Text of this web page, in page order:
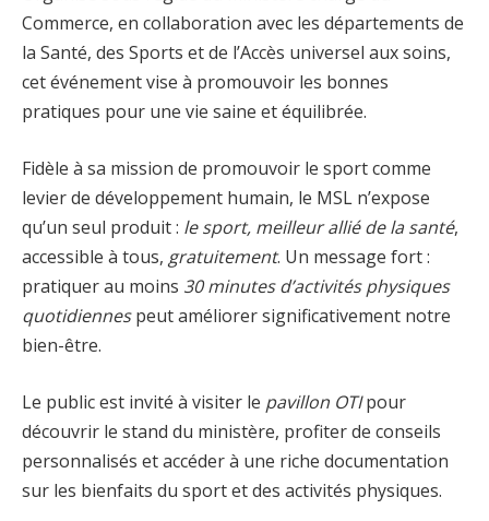
Commerce, en collaboration avec les départements de
la Santé, des Sports et de l’Accès universel aux soins,
cet événement vise à promouvoir les bonnes
pratiques pour une vie saine et équilibrée.
Fidèle à sa mission de promouvoir le sport comme
levier de développement humain, le MSL n’expose
qu’un seul produit : le sport, meilleur allié de la santé,
accessible à tous, gratuitement. Un message fort :
pratiquer au moins 30 minutes d’activités physiques
quotidiennespeut améliorer significativement notre
bien-être.
Le public est invité à visiter le pavillon OTIpour
découvrir le stand du ministère, profiter de conseils
personnalisés et accéder à une riche documentation
sur les bienfaits du sport et des activités physiques.